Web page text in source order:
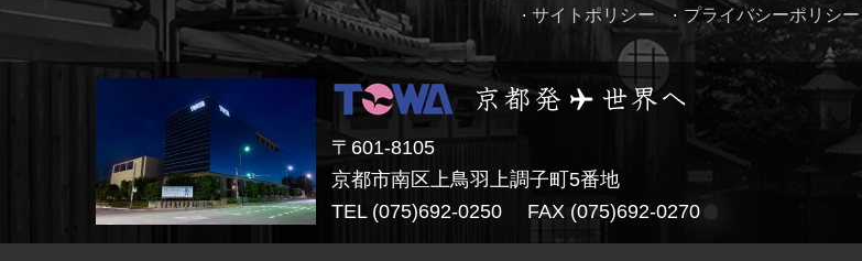
サイトポリシー プライバシーポリシー
〒601-8105
京都市南区上鳥羽上調子町5番地
TEL (075)692-0250
FAX (075)692-0270